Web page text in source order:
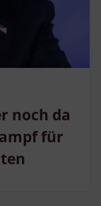
noch da
für